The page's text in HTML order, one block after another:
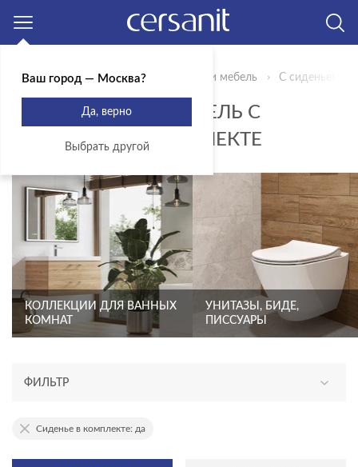
Главная Продукты Сантехника и мебель С сиденьем в
САНТЕХНИКА И МЕБЕЛЬ С
СИДЕНЬЕМ В КОМПЛЕКТЕ
КОЛЛЕКЦИИ ДЛЯ ВАННЫХ
КОМНАТ
УНИТАЗЫ, БИДЕ,
ПИССУАРЫ
ФИЛЬТР
АССОРТИМЕНТ
Сиденье в комплекте: да
Ваш город — Москва?
Да, верно
Выбрать другой